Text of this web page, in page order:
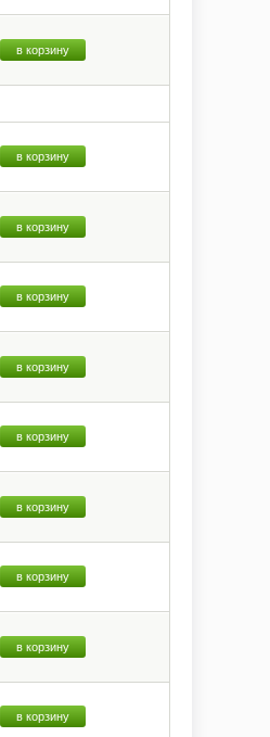
в корзину
в корзину
в корзину
в корзину
в корзину
в корзину
в корзину
в корзину
в корзину
в корзину